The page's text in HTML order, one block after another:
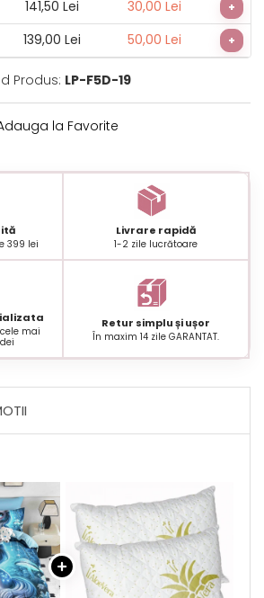
141,50 Lei 30,00 Lei +
139,00 Lei 50,00 Lei +
Produs: LP-F5D-19
la Favorite
399 lei
Livrare rapidă
1-2 zile lucrătoare
mai
Retur simplu și ușor
În maxim 14 zile GARANTAT.